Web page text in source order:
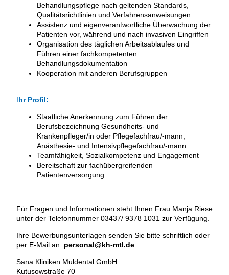
Behandlungspflege nach geltenden Standards,
Qualitätsrichtlinien und Verfahrensanweisungen
Assistenz und eigenverantwortliche Überwachung der
Patienten vor, während und nach invasiven Eingriffen
Organisation des täglichen Arbeitsablaufes und
Führen einer fachkompetenten
Behandlungsdokumentation
Kooperation mit anderen Berufsgruppen
Ihr Profil:
Staatliche Anerkennung zum Führen der
Berufsbezeichnung Gesundheits- und
Krankenpfleger/in oder Pflegefachfrau/-mann,
Anästhesie- und Intensivpflegefachfrau/-mann
Teamfähigkeit, Sozialkompetenz und Engagement
Bereitschaft zur fachübergreifenden
Patientenversorgung
Für Fragen und Informationen steht Ihnen Frau Manja Riese
unter der Telefonnummer 03437/ 9378 1031 zur Verfügung.
Ihre Bewerbungsunterlagen senden Sie bitte schriftlich oder
per E-Mail an: personal@kh-mtl.de
Sana Kliniken Muldental GmbH
Kutusowstraße 70